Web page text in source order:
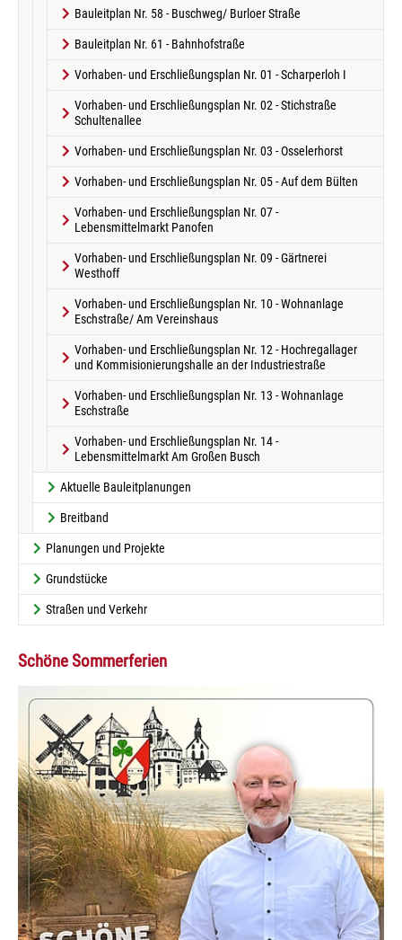
Bauleitplan Nr. 58 - Buschweg/ Burloer Straße
Bauleitplan Nr. 61 - Bahnhofstraße
Vorhaben- und Erschließungsplan Nr. 01 - Scharperloh I
Vorhaben- und Erschließungsplan Nr. 02 - Stichstraße
Schultenallee
Vorhaben- und Erschließungsplan Nr. 03 - Osselerhorst
Vorhaben- und Erschließungsplan Nr. 05 - Auf dem Bülten
Vorhaben- und Erschließungsplan Nr. 07 -
Lebensmittelmarkt Panofen
Vorhaben- und Erschließungsplan Nr. 09 - Gärtnerei
Westhoff
Vorhaben- und Erschließungsplan Nr. 10 - Wohnanlage
Eschstraße/ Am Vereinshaus
Vorhaben- und Erschließungsplan Nr. 12 - Hochregallager
und Kommisionierungshalle an der Industriestraße
Vorhaben- und Erschließungsplan Nr. 13 - Wohnanlage
Eschstraße
Vorhaben- und Erschließungsplan Nr. 14 -
Lebensmittelmarkt Am Großen Busch
Aktuelle Bauleitplanungen
Breitband
Planungen und Projekte
Grundstücke
Straßen und Verkehr
Schöne Sommerferien